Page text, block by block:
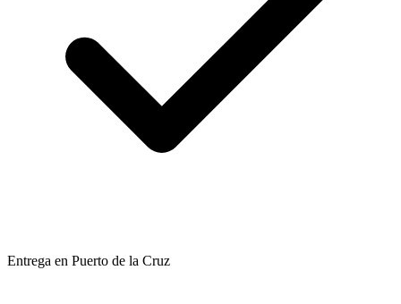
Entrega en Puerto de la Cruz